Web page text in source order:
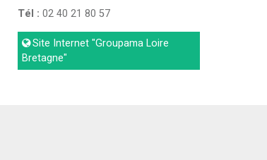
Tél : 02 40 21 80 57
Site Internet"Groupama Loire
Bretagne"